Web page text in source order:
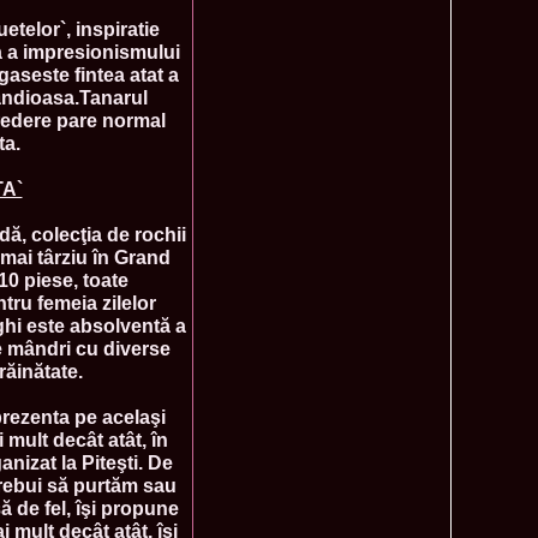
2010 in Miss World 60th ed in China, outfit by Catalin
Breteanu
Istrate in China 2nd ru Miss Tourism Europe at
International
2009 Romania la Finala Miss World in South Africa 9
2003 castigatoare Miss Tourism World in Venezuela dupa
Romania 2015 Eliza Ancau, Winner Stephanie
in Poland
2010 Romania Laura Barzoiu clasata in TOP 20 in
2016 Sinziana Sirghi Best Evening Dress in TOP 25
after Romanian InfoFashion Festival
2011 Romania la Miss World, editia 61 in UK,
tinute oferite de Natalia Vasiliev, costum national Eva
3rd Runner up Miss Tourism Queen International in
2018
the World 2015 in Egypt, Maria Podut, representing
Delia Duca in TOP 20 among 113 Delegates Miss Tourism
in China
la Miss Tourism World, primire la Ambasada Romaniei
inspiratie
a impresionismului
fintea atat a
pare normal
colecţia de rochii
târziu în Grand
piese, toate
femeia zilelor
este absolventă a
mândri cu diverse
pe acelaşi
mult decât atât, în
la Piteşti. De
să purtăm sau
de fel, îşi propune
mult decât atât, îşi